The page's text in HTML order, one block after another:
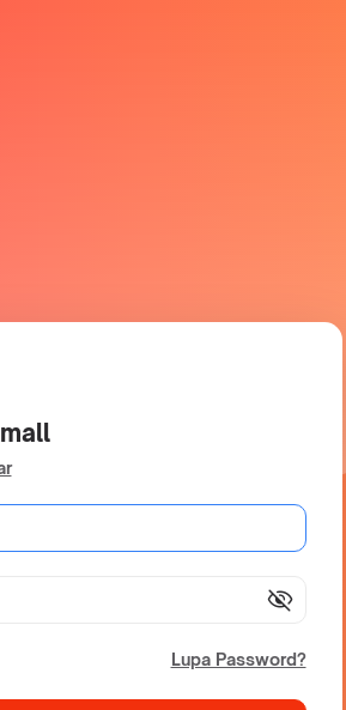
visibility_off
Lupa Password?